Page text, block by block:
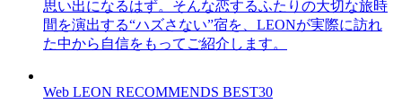
思い出になるはず。そんな恋するふたりの大切な旅時
間を演出する“ハズさない”宿を、LEONが実際に訪れ
た中から自信をもってご紹介します。
Web LEON RECOMMENDS BEST30